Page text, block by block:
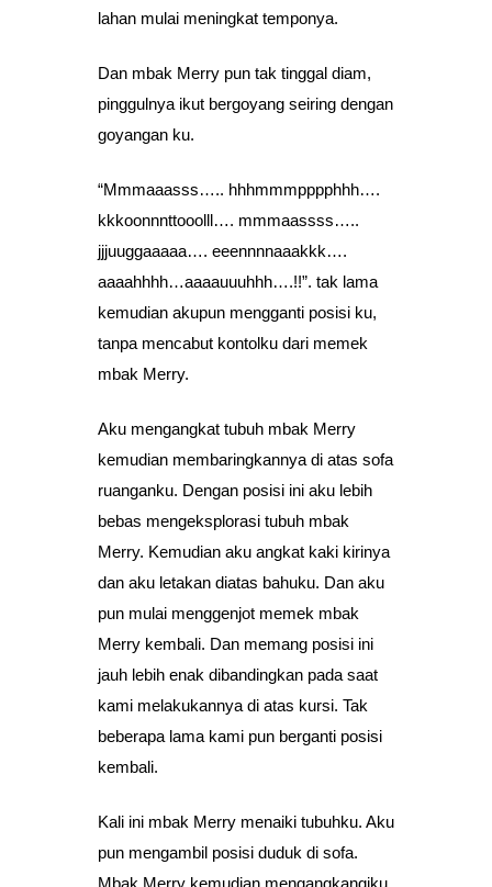
lahan mulai meningkat temponya.
Dan mbak Merry pun tak tinggal diam,
pinggulnya ikut bergoyang seiring dengan
goyangan ku.
“Mmmaaasss….. hhhmmmpppphhh….
kkkoonnnttooolll…. mmmaassss…..
jjjuuggaaaaa…. eeennnnaaakkk….
aaaahhhh…aaaauuuhhh….!!”. tak lama
kemudian akupun mengganti posisi ku,
tanpa mencabut kontolku dari memek
mbak Merry.
Aku mengangkat tubuh mbak Merry
kemudian membaringkannya di atas sofa
ruanganku. Dengan posisi ini aku lebih
bebas mengeksplorasi tubuh mbak
Merry. Kemudian aku angkat kaki kirinya
dan aku letakan diatas bahuku. Dan aku
pun mulai menggenjot memek mbak
Merry kembali. Dan memang posisi ini
jauh lebih enak dibandingkan pada saat
kami melakukannya di atas kursi. Tak
beberapa lama kami pun berganti posisi
kembali.
Kali ini mbak Merry menaiki tubuhku. Aku
pun mengambil posisi duduk di sofa.
Mbak Merry kemudian mengangkangiku